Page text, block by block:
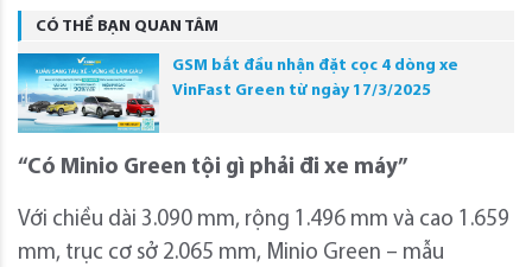
CÓ THỂ BẠN QUAN TÂM
GSM bắt đầu nhận đặt cọc 4 dòng xe
VinFast Green từ ngày 17/3/2025
“Có Minio Green tội gì phải đi xe máy”
Với chiều dài 3.090 mm, rộng 1.496 mm và cao 1.659
mm, trục cơ sở 2.065 mm, Minio Green – mẫu